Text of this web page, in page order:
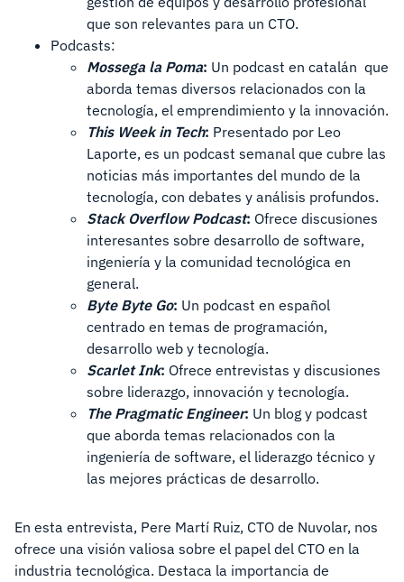
que son relevantes para un CTO.
Podcasts:
Mossega la Poma: Un podcast en catalán que
aborda temas diversos relacionados con la
tecnología, el emprendimiento y la innovación.
This Week in Tech: Presentado por Leo
Laporte, es un podcast semanal que cubre las
noticias más importantes del mundo de la
tecnología, con debates y análisis profundos.
Stack Overflow Podcast: Ofrece discusiones
interesantes sobre desarrollo de software,
ingeniería y la comunidad tecnológica en
general.
Byte Byte Go: Un podcast en español
centrado en temas de programación,
desarrollo web y tecnología.
Scarlet Ink: Ofrece entrevistas y discusiones
sobre liderazgo, innovación y tecnología.
The Pragmatic Engineer: Un blog y podcast
que aborda temas relacionados con la
ingeniería de software, el liderazgo técnico y
las mejores prácticas de desarrollo.
En esta entrevista, Pere Martí Ruiz, CTO de Nuvolar, nos
ofrece una visión valiosa sobre el papel del CTO en la
industria tecnológica. Destaca la importancia de